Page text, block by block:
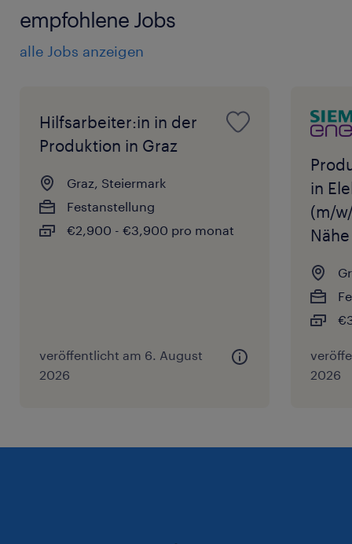
empfohlene Jobs
alle Jobs anzeigen
Hilfsarbeiter:in in der
Produktion in Graz
Graz, Steiermark
Festanstellung
€2,900 - €3,900 pro monat
veröffentlicht am 6. August
2026
in
(m/
2026